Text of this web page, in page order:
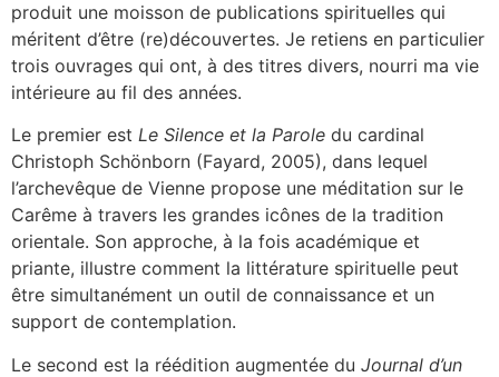
produit une moisson de publications spirituelles qui
méritent d’être (re)découvertes. Je retiens en particulier
trois ouvrages qui ont, à des titres divers, nourri ma vie
intérieure au fil des années.
Le premier est Le Silence et la Parole du cardinal
Christoph Schönborn (Fayard, 2005), dans lequel
l’archevêque de Vienne propose une méditation sur le
Carême à travers les grandes icônes de la tradition
orientale. Son approche, à la fois académique et
priante, illustre comment la littérature spirituelle peut
être simultanément un outil de connaissance et un
support de contemplation.
Le second est la réédition augmentée du Journal d’un